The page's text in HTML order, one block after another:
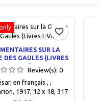
SUR LA
DES GAULES (LIVRES
I-VIII)
Review(s): 0
en français , ,
1917, 12 x 18, 317
favorite_border